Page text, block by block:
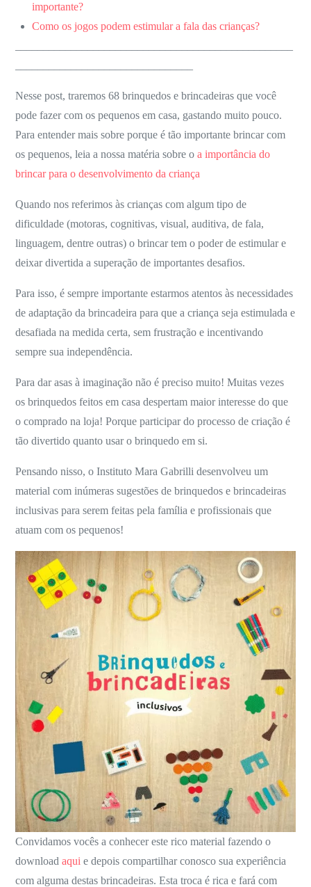
importante?
Como os jogos podem estimular a fala das crianças?
Nesse post, traremos 68 brinquedos e brincadeiras que você
pode fazer com os pequenos em casa, gastando muito pouco.
Para entender mais sobre porque é tão importante brincar com
os pequenos, leia a nossa matéria sobre oa importância do
brincar para o desenvolvimento da criança
Quando nos referimos às crianças com algum tipo de
dificuldade (motoras, cognitivas, visual, auditiva, de fala,
linguagem, dentre outras) o brincar tem o poder de estimular e
deixar divertida a superação de importantes desafios.
Para isso, é sempre importante estarmos atentos às necessidades
de adaptação da brincadeira para que a criança seja estimulada e
desafiada na medida certa, sem frustração e incentivando
sempre sua independência.
Para dar asas à imaginação não é preciso muito! Muitas vezes
os brinquedos feitos em casa despertam maior interesse do que
o comprado na loja! Porque participar do processo de criação é
tão divertido quanto usar o brinquedo em si.
Pensando nisso, o Instituto Mara Gabrilli desenvolveu um
material com inúmeras sugestões de brinquedos e brincadeiras
inclusivas para serem feitas pela família e profissionais que
atuam com os pequenos!
Convidamos vocês a conhecer este rico material fazendo o
downloadaqui e depois compartilhar conosco sua experiência
com alguma destas brincadeiras. Esta troca é rica e fará com